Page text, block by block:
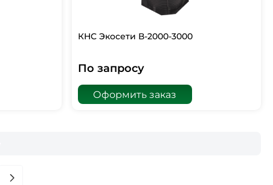
КНС Экосети В-2000-3000
По запросу
Оформить заказ